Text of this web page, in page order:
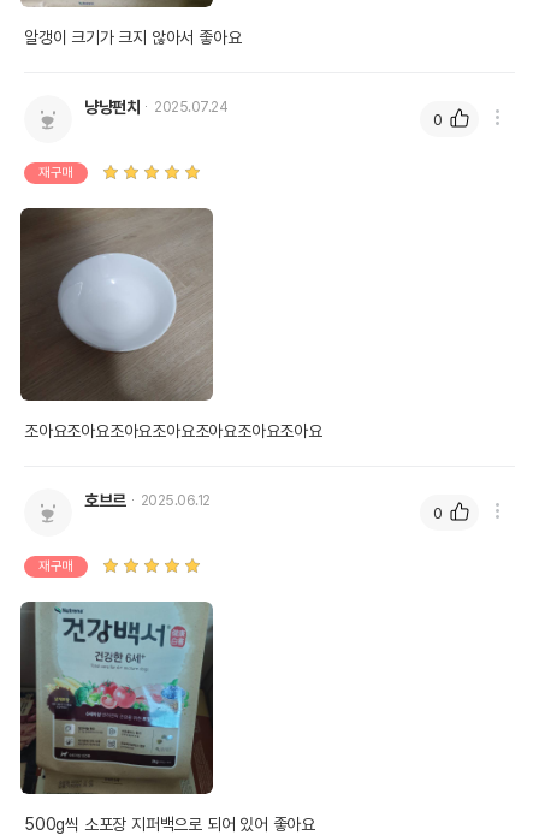
알갱이 크기가 크지 않아서 좋아요
냥냥펀치 2025.07.24
재구매
조아요조아요조아요조아요조아요조아요조아요
0
호브르 2025.06.12
재구매
500g씩 소포장 지퍼백으로 되어 있어 좋아요
0